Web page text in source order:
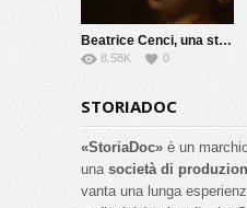
Beatrice Cenci, una storia maledetta
8.58K 0
STORIADOC
«StoriaDoc» è un
una società di
vanta una lunga